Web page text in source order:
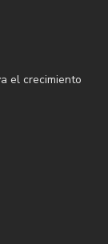
el crecimiento